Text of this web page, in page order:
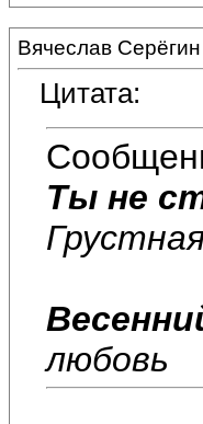
Вячеслав Серёгин
Цитата:
Ты не
любовь